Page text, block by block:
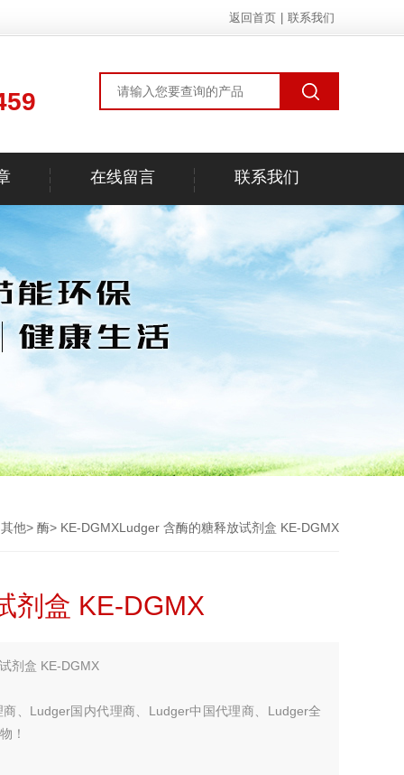
返回首页 联系我们
在线留言 联系我们
其他> 酶> KE-DGMXLudger 含酶的糖释放试剂盒 KE-DGMX
剂盒 KE-DGMX
剂盒 KE-DGMX
、Ludger国内代理商、Ludger中国代理商、Ludger全
！